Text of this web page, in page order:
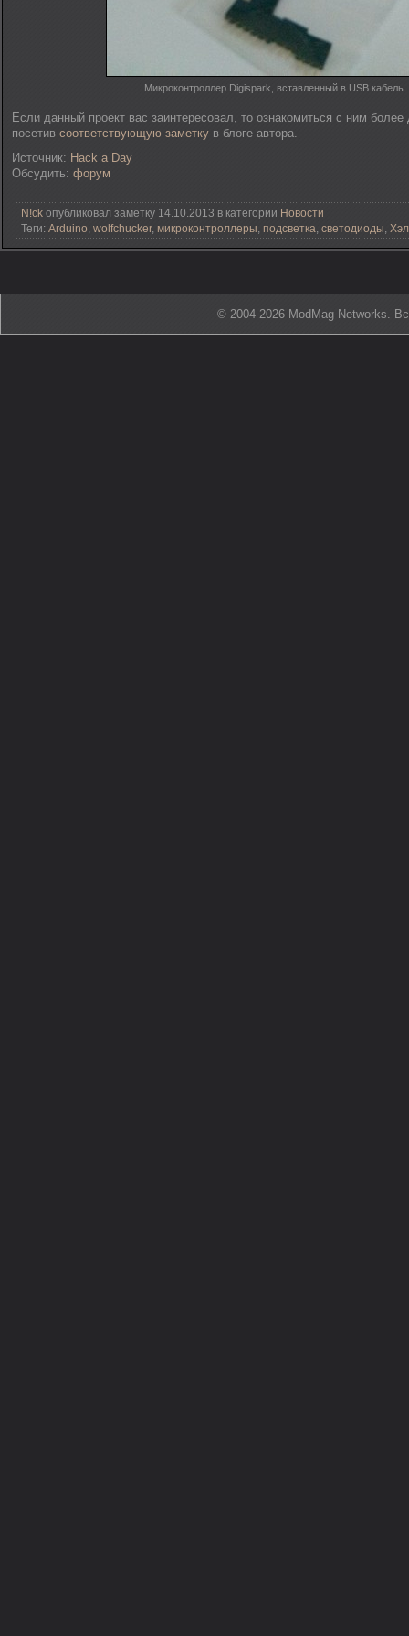
Микроконтроллер Digispark, вставленный в USB кабель
Если данный проект вас заинтересовал, то ознакомиться с ним
посетив соответствующую заметку в блоге автора.
Источник: Hack a Day
Обсудить: форум
N!ck опубликовал заметку 14.10.2013 в категории Новости
Теги: Arduino, wolfchucker, микроконтроллеры, подсветка, светодиоды,
© 2004-2026 ModMag Networks.